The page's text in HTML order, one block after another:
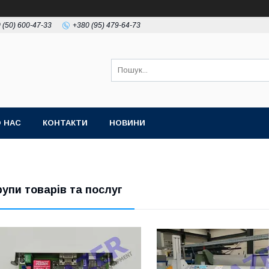
(50) 600-47-33 +380 (95) 479-64-73
НАС КОНТАКТИ НОВИНИ
товарів та послуг